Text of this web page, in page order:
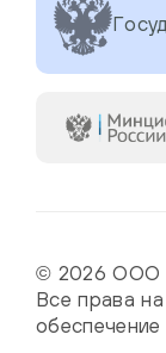
© 2026 ООО
Все права